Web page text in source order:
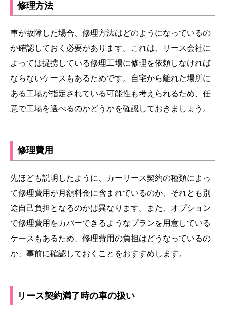
修理方法
車が故障した場合、修理方法はどのようになっているの
か確認しておく必要があります。これは、リース会社に
よっては提携している修理工場に修理を依頼しなければ
ならないケースもあるためです。自宅から離れた場所に
ある工場が指定されている可能性も考えられるため、任
意で工場を選べるのかどうかを確認しておきましょう。
修理費用
先ほども説明したように、カーリース契約の種類によっ
て修理費用が月額料金に含まれているのか、それとも別
途自己負担となるのかは異なります。また、オプション
で修理費用をカバーできるようなプランを用意している
ケースもあるため、修理費用の負担はどうなっているの
か、事前に確認しておくことをおすすめします。
リース契約満了時の車の扱い